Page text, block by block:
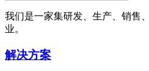
我们是一家集研发、生产、销售
业。
解决方案